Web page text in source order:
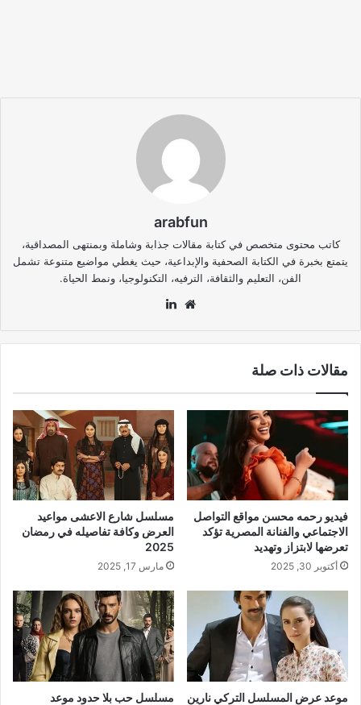
arabfun
كاتب محتوى متخصص في كتابة مقالات جذابة وشاملة وبمنتهى المصداقية،
يتمتع بخبرة في الكتابة الصحفية والإبداعية، حيث يغطي مواضيع متنوعة تشمل
الفن، التعليم والثقافة، الترفيه، التكنولوجيا، ونمط الحياة.
موقع
مقالات ذات صلة
فيديو رحمه محسن مواقع التواصل
الاجتماعي والفنانة المصرية تؤكد
تعرضها لابتزاز وتهديد
أكتوبر 30, 2025
مسلسل شارع الاعشى مواعيد
العرض وكافة تفاصيله في رمضان
2025
مارس 17, 2025
موعد عرض المسلسل التركي نارين
مسلسل حب بلا حدود موعد